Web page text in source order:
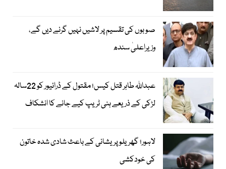
صوبوں کی تقسیم پر لاشیں نہیں گرنے دیں گے،
وزیراعلیٰ سندھ
عبداللہ طاہر قتل کیس؛ مقتول کے ڈرائیور کو 22سالہ
لڑکی کے ذریعے ہنی ٹریپ کیے جانے کا انشکاف
لاہور؛ گھریلو پریشانی کے باعث شادی شدہ خاتون
کی خودکشی